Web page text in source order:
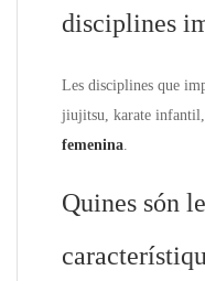
disciplines
Les disciplines que
jiujitsu, karate
femenina.
Quines són